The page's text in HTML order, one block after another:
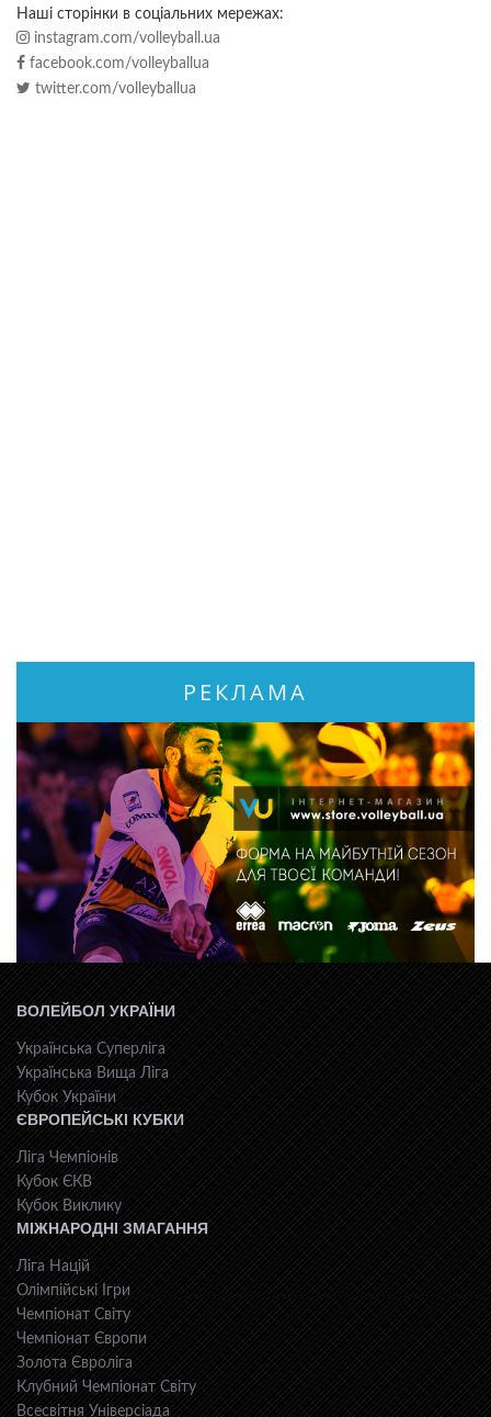
Наші сторінки в соціальних мережах:
instagram.com/volleyball.ua
facebook.com/volleyballua
twitter.com/volleyballua
РЕКЛАМА
ВОЛЕЙБОЛ УКРАЇНИ
Українська Суперліга
Українська Вища Ліга
Кубок України
ЄВРОПЕЙСЬКІ КУБКИ
Ліга Чемпіонів
Кубок ЄКВ
Кубок Виклику
МІЖНАРОДНІ ЗМАГАННЯ
Ліга Націй
Олімпійські Ігри
Чемпіонат Світу
Чемпіонат Європи
Золота Євроліга
Клубний Чемпіонат Світу
Всесвiтня Унiверсiaда